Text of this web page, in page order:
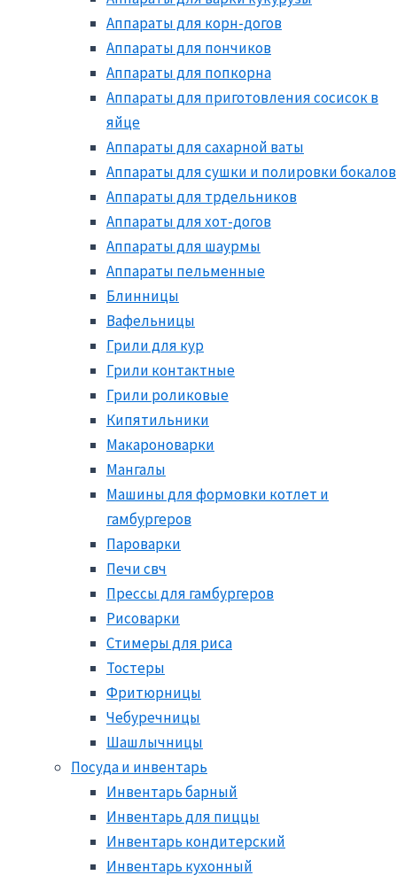
Аппараты для корн-догов
Аппараты для пончиков
Аппараты для попкорна
Аппараты для приготовления сосисок в
яйце
Аппараты для сахарной ваты
Аппараты для сушки и полировки бокалов
Аппараты для трдельников
Аппараты для хот-догов
Аппараты для шаурмы
Аппараты пельменные
Блинницы
Вафельницы
Грили для кур
Грили контактные
Грили роликовые
Кипятильники
Макароноварки
Мангалы
Машины для формовки котлет и
гамбургеров
Пароварки
Печи свч
Прессы для гамбургеров
Рисоварки
Стимеры для риса
Тостеры
Фритюрницы
Чебуречницы
Шашлычницы
Посуда и инвентарь
Инвентарь барный
Инвентарь для пиццы
Инвентарь кондитерский
Инвентарь кухонный